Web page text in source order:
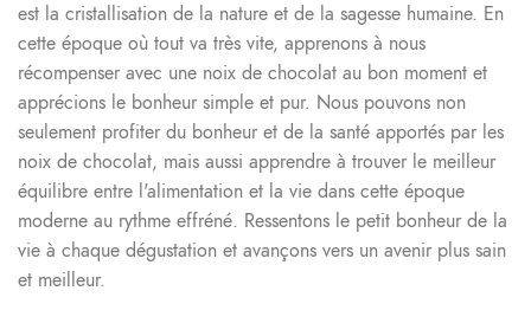
est la cristallisation de la nature et de la sagesse humaine. En
cette époque où tout va très vite, apprenons à nous
récompenser avec une noix de chocolat au bon moment et
apprécions le bonheur simple et pur. Nous pouvons non
seulement profiter du bonheur et de la santé apportés par les
noix de chocolat, mais aussi apprendre à trouver le meilleur
équilibre entre l'alimentation et la vie dans cette époque
moderne au rythme effréné. Ressentons le petit bonheur de la
vie à chaque dégustation et avançons vers un avenir plus sain
et meilleur.